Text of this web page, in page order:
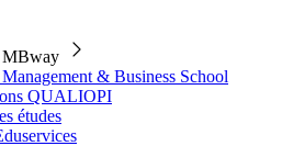
MBway
& Business School
QUALIOPI
études